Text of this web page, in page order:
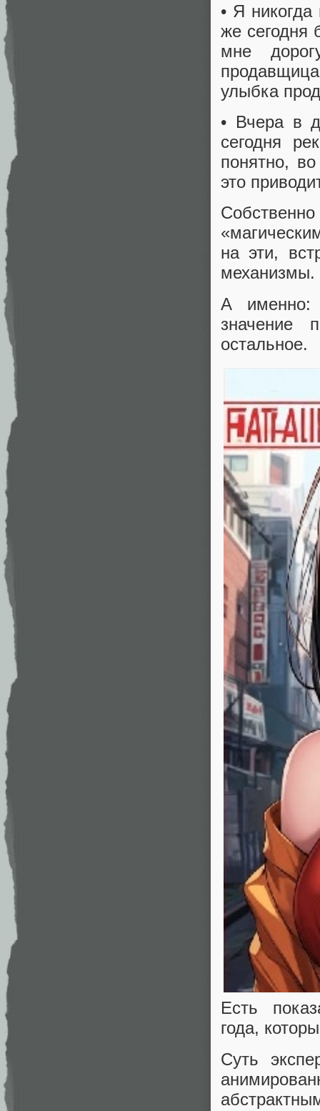
• Я
же сегодня
мне
улыбка
• Вчера в
сегодня
понятно,
это
на эти,
механизмы.
А
значение
остальное.
Есть
года,
Суть